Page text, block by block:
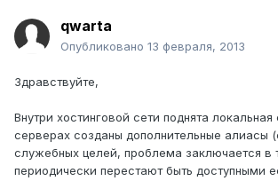
qwarta
Опубликовано 13 февраля, 2013
Здравствуйте,
Внутри хостинговой сети поднята локальная
серверах созданы дополнительные алиасы
служебных целей, проблема заключается в
периодически перестают быть доступными